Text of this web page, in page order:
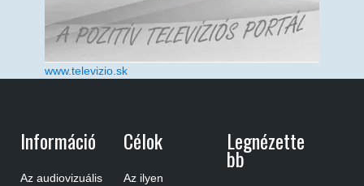
www.televizio.sk
Információ
Az audiovizuális
Célok
Az ilyen
Legnézette
Bb